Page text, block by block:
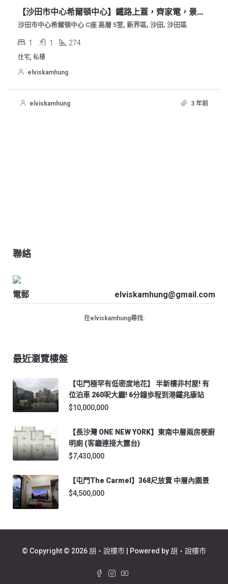
【沙田市中心希爾頓中心】鐵路上蓋，齊家電，景觀開揚
沙田市中心希爾頓中心 C座 高層 5室, 新界區, 沙田, 沙田區
1 1 274
住宅, 私樓
elviskamhung
elviskamhung 3 年前
聯絡
電郵 elviskamhung@gmail.com
在elviskamhung尋找:
最近瀏覽樓盤
【屯門極罕有低密度地花】 半新樓非村屋! 有
位泊車 260呎大廳! 6分鐘歩程到港鐵兆康站
$10,000,000
【長沙灣 ONE NEW YORK】東南中層兩房梗廚
明廁 (客廳連接大露台)
$7,430,000
【屯門The Carmel】368尺放賣 中層內園景
$4,500,000
© Copyright © 2026 胡‧說樓市 | Powered by 胡‧說樓市